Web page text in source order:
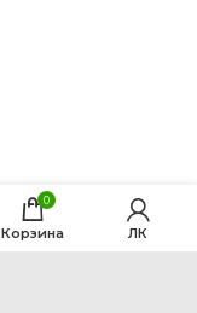
0
Корзина ЛК